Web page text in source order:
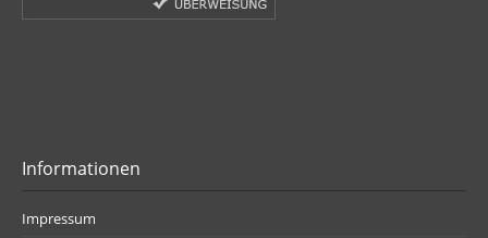
Informationen
Impressum